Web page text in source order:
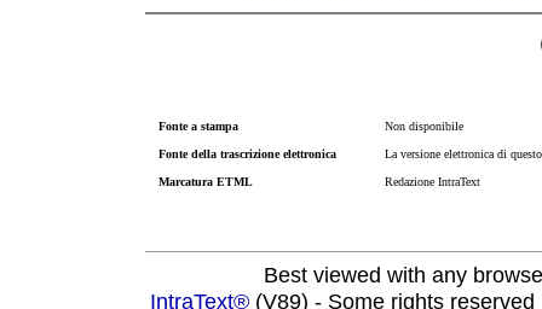
Fonte a stampa Non disponibile
Fonte della trascrizione elettronica La versione elettronica di
Marcatura ETML Redazione IntraText
Best viewed with any
IntraText® (V89) - Some rights